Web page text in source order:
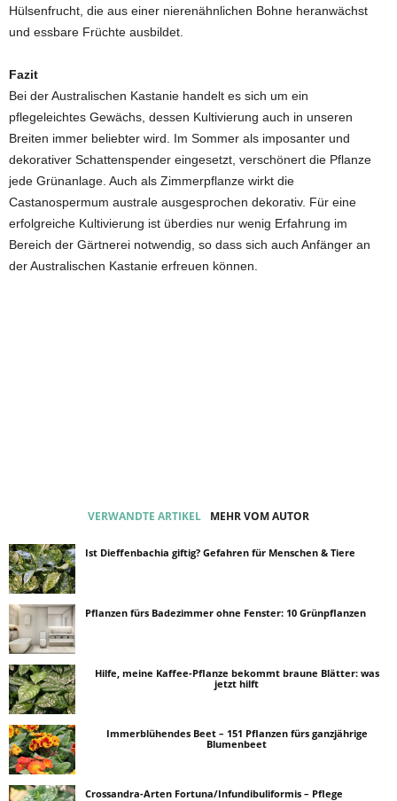
Hülsenfrucht, die aus einer nierenähnlichen Bohne heranwächst
und essbare Früchte ausbildet.
Fazit
Bei der Australischen Kastanie handelt es sich um ein
pflegeleichtes Gewächs, dessen Kultivierung auch in unseren
Breiten immer beliebter wird. Im Sommer als imposanter und
dekorativer Schattenspender eingesetzt, verschönert die Pflanze
jede Grünanlage. Auch als Zimmerpflanze wirkt die
Castanospermum australe ausgesprochen dekorativ. Für eine
erfolgreiche Kultivierung ist überdies nur wenig Erfahrung im
Bereich der Gärtnerei notwendig, so dass sich auch Anfänger an
der Australischen Kastanie erfreuen können.
VERWANDTE ARTIKEL MEHR VOM AUTOR
Ist Dieffenbachia giftig? Gefahren für Menschen & Tiere
Pflanzen fürs Badezimmer ohne Fenster: 10 Grünpflanzen
Hilfe, meine Kaffee-Pflanze bekommt braune Blätter: was
jetzt hilft
Immerblühendes Beet – 151 Pflanzen fürs ganzjährige
Blumenbeet
Crossandra-Arten Fortuna/Infundibuliformis – Pflege